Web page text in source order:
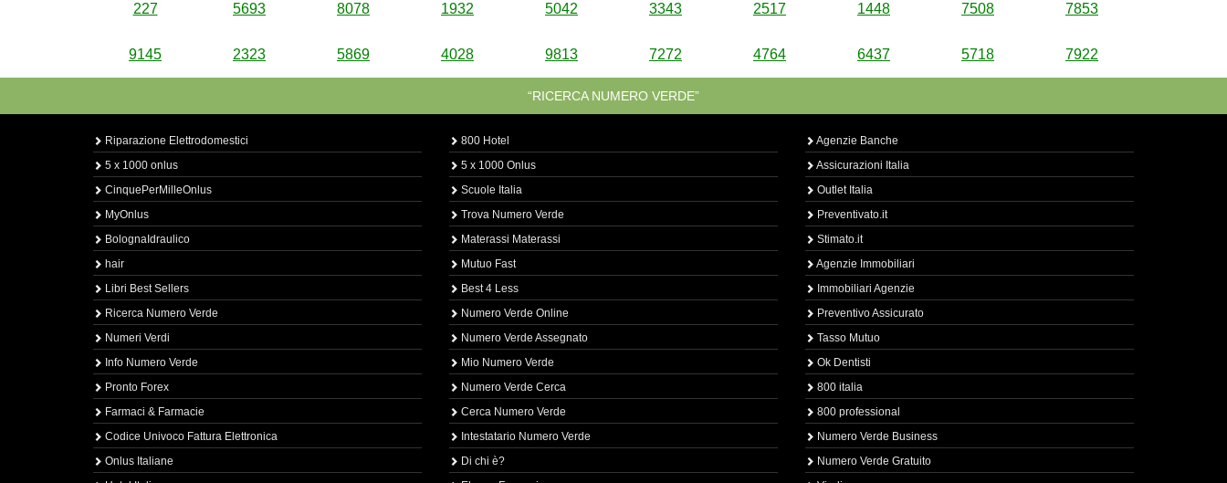
227 5693 8078 1932 5042 3343 2517 1448 7508 7853
9145 2323 5869 4028 9813 7272 4764 6437 5718 7922
“RICERCA NUMERO VERDE”
Riparazione Elettrodomestici
5 x 1000 onlus
CinquePerMilleOnlus
MyOnlus
BolognaIdraulico
hair
Libri Best Sellers
Ricerca Numero Verde
Numeri Verdi
Info Numero Verde
Pronto Forex
Farmaci & Farmacie
Codice Univoco Fattura Elettronica
Onlus Italiane
800 Hotel
5 x 1000 Onlus
Scuole Italia
Trova Numero Verde
Materassi Materassi
Mutuo Fast
Best 4 Less
Numero Verde Online
Numero Verde Assegnato
Mio Numero Verde
Numero Verde Cerca
Cerca Numero Verde
Intestatario Numero Verde
Di chi è?
Agenzie Banche
Assicurazioni Italia
Outlet Italia
Preventivato.it
Stimato.it
Agenzie Immobiliari
Immobiliari Agenzie
Preventivo Assicurato
Tasso Mutuo
Ok Dentisti
800 italia
800 professional
Numero Verde Business
Numero Verde Gratuito